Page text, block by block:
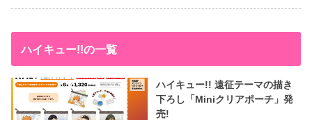
ハイキュー!!の一覧
ハイキュー!! 遠征テーマの描き
下ろし「Miniクリアポーチ」発
売!